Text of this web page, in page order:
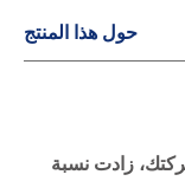
حول هذا المنتج
زادت نسبة